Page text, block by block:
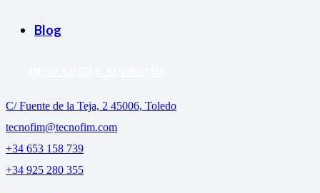
Blog
C/ Fuente de la Teja, 2 45006, Toledo
tecnofim@tecnofim.com
+34 653 158 739
+34 925 280 355